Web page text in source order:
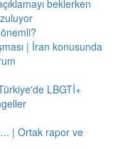
beklerken
| İran konusunda
LBGTİ+
| Ortak rapor ve